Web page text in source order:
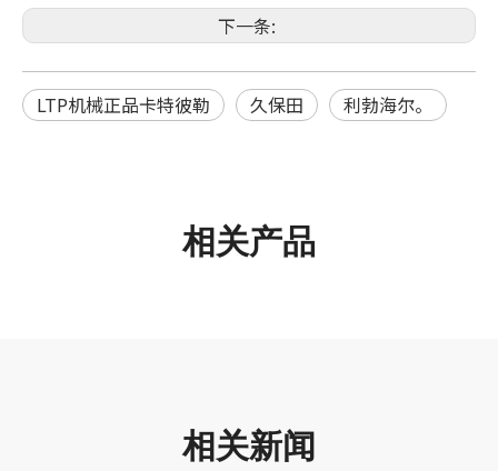
下一条:
LTP机械正品卡特彼勒 久保田 利勃海尔。
相关产品
相关新闻